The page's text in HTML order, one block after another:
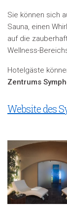
Sie können sich
Sauna, einen
auf die
Wellness-
Hotelgäste
Zentrums
Website des